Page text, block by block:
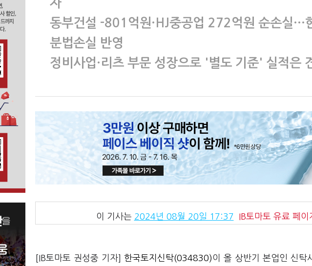
자
동부건설 -801억원·HJ중공업 272억원 순손실…
분법손실 반영
정비사업·리츠 부문 성장으로 '별도 기준' 실적은
이 기사는 2024년 08월 20일 17:37 IB토마토 유료 페이
[IB토마토 권성중 기자] 한국토지신탁(034830)이 올 상반기 본업인 신탁